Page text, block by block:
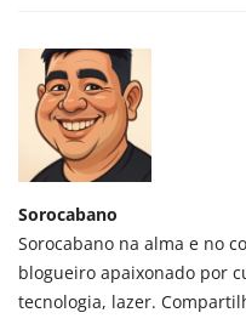
Sorocabano
Sorocabano na alma e no
blogueiro apaixonado por
tecnologia, lazer.